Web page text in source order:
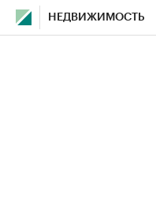
НЕДВИЖИМОСТЬ